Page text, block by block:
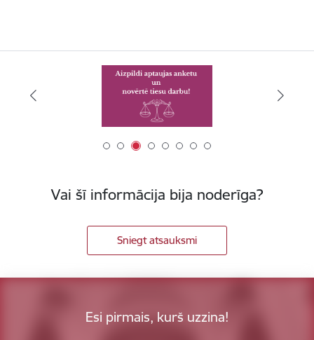
Vai šī informācija bija noderīga?
Sniegt atsauksmi
Esi pirmais, kurš uzzina!